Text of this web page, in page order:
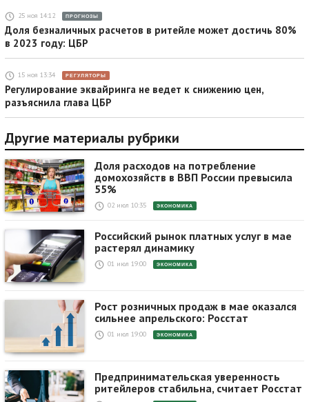
25 ноя 14:12 ПРОГНОЗЫ
Доля безналичных расчетов в ритейле может достичь 80%
в 2023 году: ЦБР
15 ноя 13:34 РЕГУЛЯТОРЫ
Регулирование эквайринга не ведет к снижению цен,
разъяснила глава ЦБР
Другие материалы рубрики
Доля расходов на потребление
домохозяйств в ВВП России превысила
55%
02 июл 10:35 ЭКОНОМИКА
Российский рынок платных услуг в мае
растерял динамику
01 июл 19:00 ЭКОНОМИКА
Рост розничных продаж в мае оказался
сильнее апрельского: Росстат
01 июл 19:00 ЭКОНОМИКА
Предпринимательская уверенность
ритейлеров стабильна, считает Росстат